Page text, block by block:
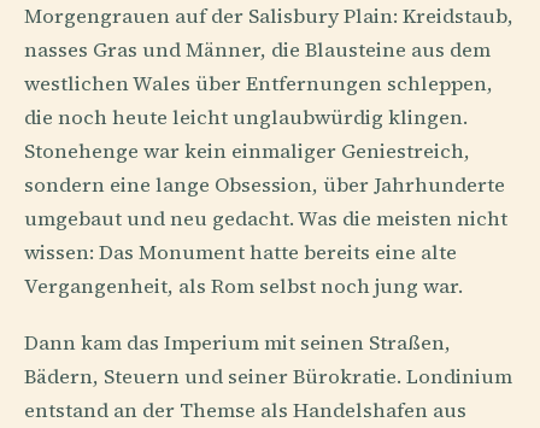
Morgengrauen auf der Salisbury Plain: Kreidstaub,
nasses Gras und Männer, die Blausteine aus dem
westlichen Wales über Entfernungen schleppen,
die noch heute leicht unglaubwürdig klingen.
Stonehenge war kein einmaliger Geniestreich,
sondern eine lange Obsession, über Jahrhunderte
umgebaut und neu gedacht. Was die meisten nicht
wissen: Das Monument hatte bereits eine alte
Vergangenheit, als Rom selbst noch jung war.
Dann kam das Imperium mit seinen Straßen,
Bädern, Steuern und seiner Bürokratie. Londinium
entstand an der Themse als Handelshafen aus